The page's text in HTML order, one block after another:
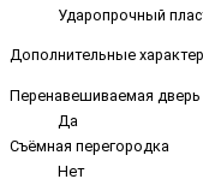
Ударопрочный
Дополнительные
Перенавешиваемая дверь
Да
Съёмная перегородка
Нет